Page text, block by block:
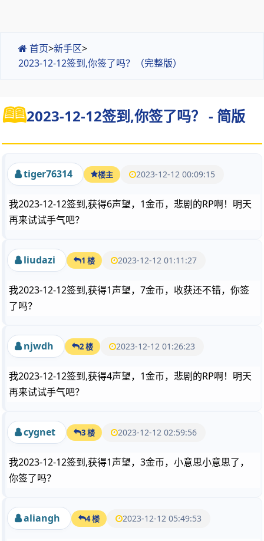
首页>新手区>
2023-12-12签到,你签了吗？（完整版）
2023-12-12签到,你签了吗？ - 简版
tiger76314 楼主 2023-12-12 00:09:15
我2023-12-12签到,获得6声望，1金币，悲剧的RP啊！明天
再来试试手气吧？
liudazi 1 楼 2023-12-12 01:11:27
我2023-12-12签到,获得1声望，7金币，收获还不错，你签
了吗？
njwdh 2 楼 2023-12-12 01:26:23
我2023-12-12签到,获得4声望，1金币，悲剧的RP啊！明天
再来试试手气吧？
cygnet 3 楼 2023-12-12 02:59:56
我2023-12-12签到,获得1声望，3金币，小意思小意思了，
你签了吗？
aliangh 4 楼 2023-12-12 05:49:53